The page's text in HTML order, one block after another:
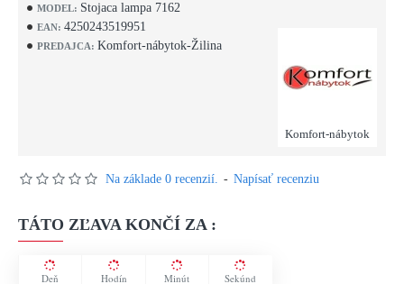
MODEL: Stojaca lampa 7162
EAN: 4250243519951
PREDAJCA: Komfort-nábytok-Žilina
Komfort-nábytok
Na základe 0 recenzií. - Napísať recenziu
TÁTO ZĽAVA KONČÍ ZA :
Deň Hodín Minút Sekúnd